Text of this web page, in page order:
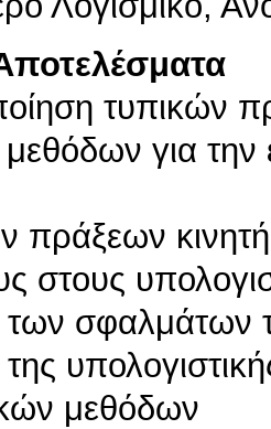
τυπικών
για
στους
σφαλμάτων
μεθόδων